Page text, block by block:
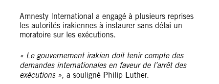
Amnesty International a engagé à plusieurs reprises
les autorités irakiennes à instaurer sans délai un
moratoire sur les exécutions.
« Le gouvernement irakien doit tenir compte des
demandes internationales en faveur de l’arrêt des
exécutions », a souligné Philip Luther.